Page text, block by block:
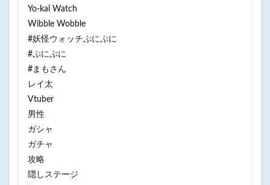
Yo-kai Watch
Wibble Wobble
#妖怪ウォッチぷにぷに
#ぷにぷに
#まもさん
レイ太
Vtuber
男性
ガシャ
ガチャ
攻略
隠しステージ